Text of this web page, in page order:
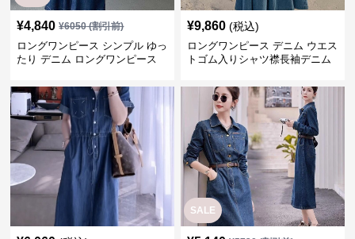
¥4,840 ¥6050(割引前)
ロングワンピース シンプル ゆっ
たり デニム ロングワンピース
¥9,860 (税込)
ロングワンピース デニム ウエス
トゴム入りシャツ襟長袖デニム
SALE